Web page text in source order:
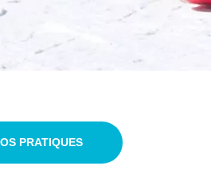
PRATIQUES